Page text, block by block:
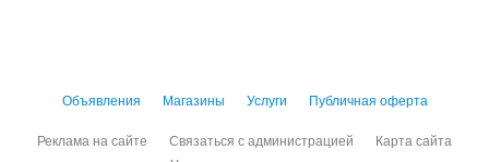
Объявления Магазины Услуги Публичная оферта
Реклама на сайте Связаться с администрацией
Карта сайта